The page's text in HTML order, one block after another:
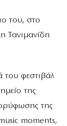
του, στο
Τανιμανίδη
του φεστιβάλ
της
της
moments,